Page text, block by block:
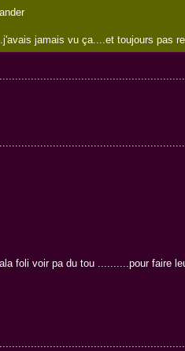
jamais vu ça....et toujours pas
foli voir pa du tou ..........pour faire